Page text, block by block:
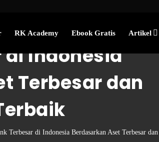
RK Academy Ebook Gratis Artikel
di Indonesia
Terbesar dan
Terbesar di Indonesia Berdasarkan Aset Terbesar dan